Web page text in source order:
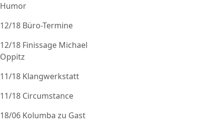
Humor
12/18 Büro-Termine
12/18 Finissage Michael
Oppitz
11/18 Klangwerkstatt
11/18 Circumstance
18/06 Kolumba zu Gast